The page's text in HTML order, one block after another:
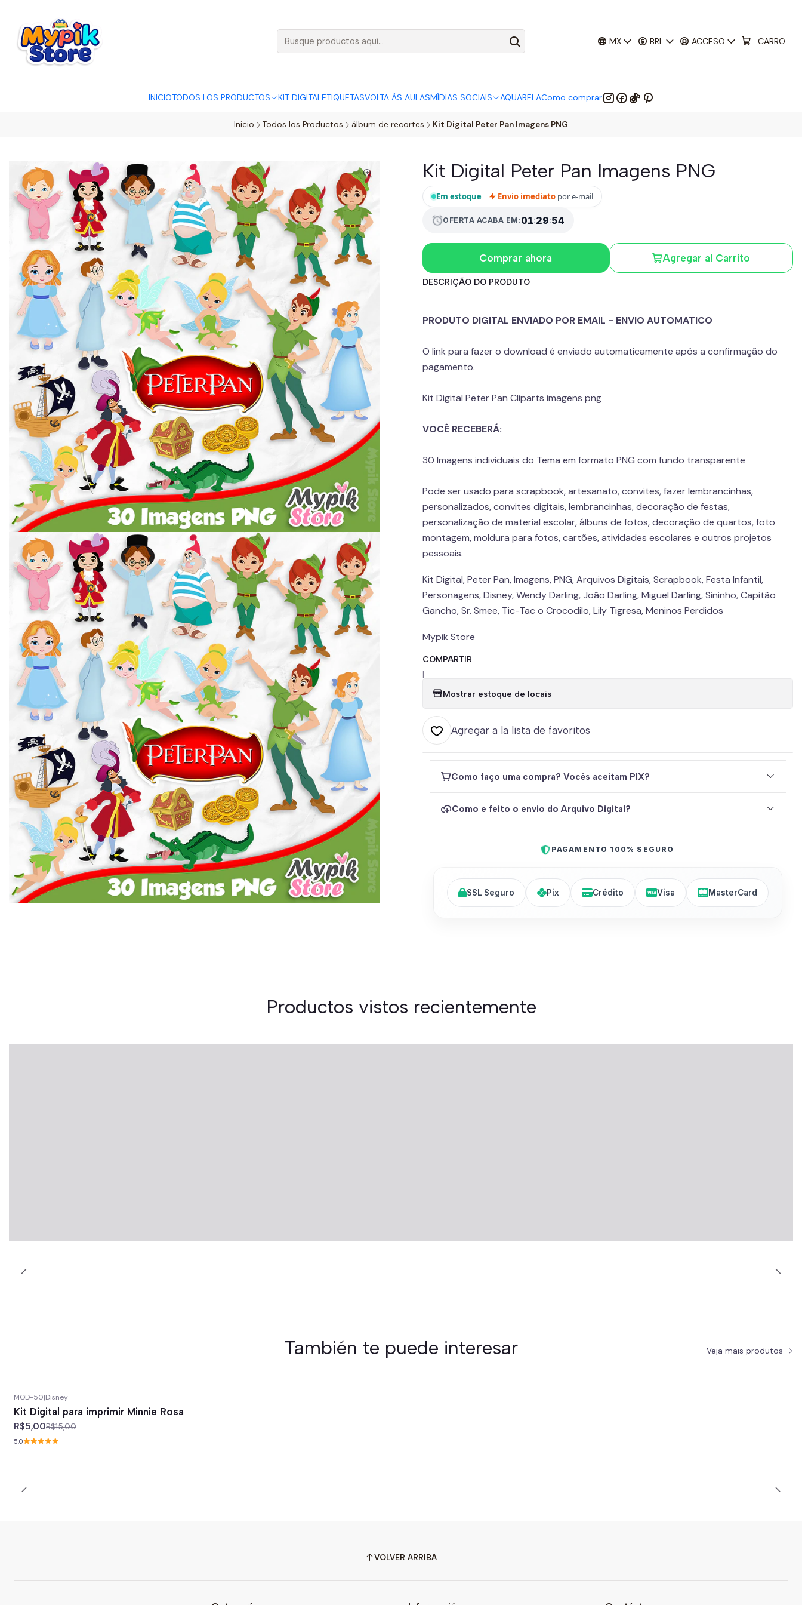
MX BRL ACCESO CARRO
INICIOTODOS LOS PRODUCTOS KIT DIGITALETIQUETASVOLTA ÀS AULASMÍDIAS SOCIAIS AQUARELAComo comprar
Inicio Todos los Productos álbum de recortes Kit Digital Peter Pan Imagens PNG
Kit Digital Peter Pan Imagens PNG
Em estoque Envio imediato por e-mail
alarmOFERTA ACABA EM:01:29:53
Agregar al Carrito
Comprar ahora
DESCRIÇÃO DO PRODUTO
PRODUTO DIGITAL ENVIADO POR EMAIL - ENVIO AUTOMATICO
O link para fazer o download é enviado automaticamente após a confirmação do
pagamento.
Kit Digital Peter Pan Cliparts imagens png
VOCÊ RECEBERÁ:
30 Imagens individuais do Tema em formato PNG com fundo transparente
Pode ser usado para scrapbook, artesanato, convites, fazer lembrancinhas,
personalizados, convites digitais, lembrancinhas, decoração de festas,
personalização de material escolar, álbuns de fotos, decoração de quartos, foto
montagem, moldura para fotos, cartões, atividades escolares e outros projetos
pessoais.
Kit Digital, Peter Pan, Imagens, PNG, Arquivos Digitais, Scrapbook, Festa Infantil,
Personagens, Disney, Wendy Darling, João Darling, Miguel Darling, Sininho, Capitão
Gancho, Sr. Smee, Tic-Tac o Crocodilo, Lily Tigresa, Meninos Perdidos
Mypik Store
COMPARTIR
|
Mostrar estoque de locais
Agregar a la lista de favoritos
Como faço uma compra? Vocês aceitam PIX?
Como e feito o envio do Arquivo Digital?
PAGAMENTO 100% SEGURO
SSL Seguro Pix Crédito Visa MasterCard
Productos vistos recientemente
También te puede interesar Veja mais produtos
MOD-50|Disney
Kit Digital para imprimir Minnie Rosa
R$5,00R$15,00
5.0
VOLVER ARRIBA